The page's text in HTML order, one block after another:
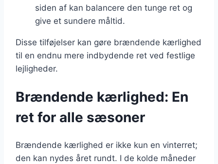
siden af kan balancere den tunge ret og
give et sundere måltid.
Disse tilføjelser kan gøre brændende kærlighed
til en endnu mere indbydende ret ved festlige
lejligheder.
Brændende kærlighed: En
ret for alle sæsoner
Brændende kærlighed er ikke kun en vinterret;
den kan nydes året rundt. I de kolde måneder